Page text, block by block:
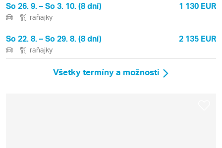
So 26. 9. – So 3. 10. (8 dní) 1 130 EUR
raňajky
So 22. 8. – So 29. 8. (8 dní) 2 135 EUR
raňajky
Všetky termíny a možnosti